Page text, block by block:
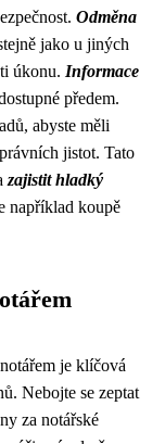
Odměna
jako u jiných
úkonu. Informace
předem.
abyste měli
jistot. Tato
zajistit hladký
například koupě
je klíčová
Nebojte se zeptat
za notářské